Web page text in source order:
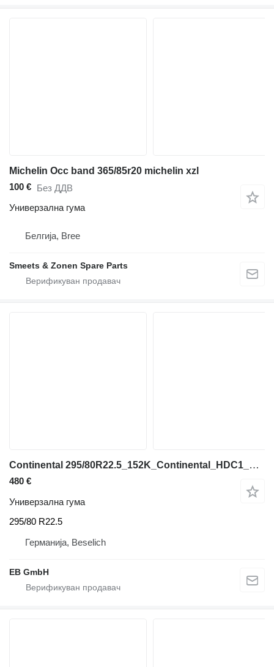
Michelin Occ band 365/85r20 michelin xzl
100 € Без ДДВ
Универзална гума
Белгија, Bree
Smeets & Zonen Spare Parts
Continental 295/80R22.5_152K_Continental_HDC1_M+S_LKW_Baustelle_DOT:2018
480 €
Универзална гума
295/80 R22.5
Германија, Beselich
EB GmbH